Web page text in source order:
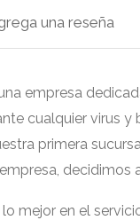
una reseña
empresa
cualquier virus y
primera
decidimos
mejor en el